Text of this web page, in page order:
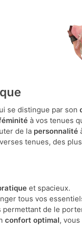
se distingue par son
à vos tenues
de la personnalité
tenues, des
et spacieux.
tous vos
permettant de le
confort optimal,